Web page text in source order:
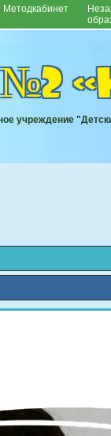
Методкабинет
№2
учреждение